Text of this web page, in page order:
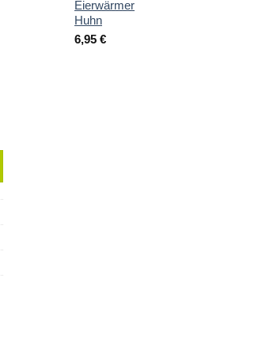
Eierwärmer
Huhn
6,95 €